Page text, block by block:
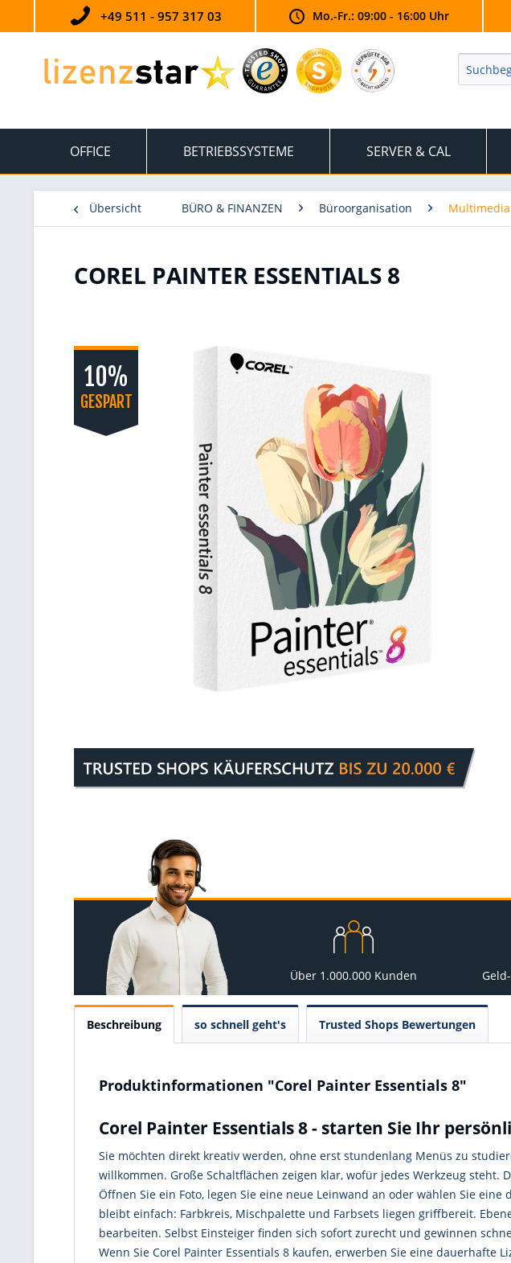
+49 511 - 957 317 03 Mo.-Fr.: 09:00 - 16:00 Uhr
OFFICE BETRIEBSSYSTEME SERVER & CAL
Übersicht BÜRO & FINANZEN Büroorganisation
COREL PAINTER ESSENTIALS 8
10%
GESPART
Über 1.000.000 Kunden
Beschreibung so schnell geht's Trusted Shops Bewertungen
Produktinformationen "Corel Painter Essentials 8"
Corel Painter Essentials 8 - starten Sie Ihr
Sie möchten direkt kreativ werden, ohne erst stundenlang Menüs zu
willkommen. Große Schaltflächen zeigen klar, wofür jedes Werkzeug
Öffnen Sie ein Foto, legen Sie eine neue Leinwand an oder wählen Sie
bleibt einfach: Farbkreis, Mischpalette und Farbsets liegen griffbereit.
bearbeiten. Selbst Einsteiger finden sich sofort zurecht und gewinnen
Wenn Sie Corel Painter Essentials 8 kaufen, erwerben Sie eine